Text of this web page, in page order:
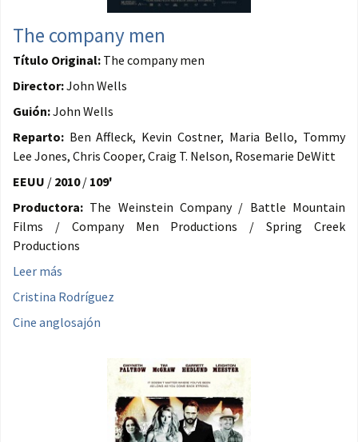
The company men
Título Original: The company men
Director:John Wells
Guión:John Wells
Reparto: Ben Affleck, Kevin Costner, Maria Bello, Tommy
Lee Jones, Chris Cooper, Craig T. Nelson, Rosemarie DeWitt
EEUU / 2010/ 109'
Productora: The Weinstein Company / Battle Mountain
Films / Company Men Productions / Spring Creek
Productions
Leer más
Cristina Rodríguez
Cine anglosajón